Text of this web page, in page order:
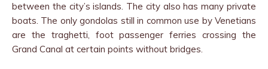
between the city’s islands. The city also has many private
boats. The only gondolas still in common use by Venetians
are the traghetti, foot passenger ferries crossing the
Grand Canal at certain points without bridges.